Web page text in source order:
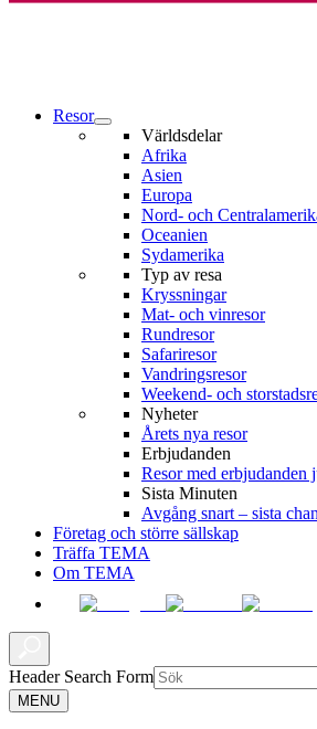
Resor
Världsdelar
Afrika
Asien
Europa
Nord- och
Oceanien
Sydamerika
Typ av resa
Kryssningar
Mat- och vinresor
Rundresor
Safariresor
Vandringsresor
Weekend- och
Nyheter
Årets nya resor
Erbjudanden
Resor med erbjudanden
Sista Minuten
Avgång snart – sista
Företag och större sällskap
Träffa TEMA
Om TEMA
Header Search Form
MENU